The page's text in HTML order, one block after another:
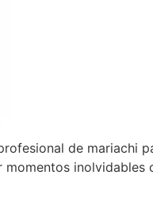
de mariachi
inolvidables